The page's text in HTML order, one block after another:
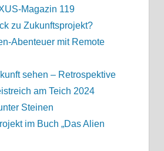
Magazin 119
zu Zukunftsprojekt?
Abenteuer mit Remote
sehen – Retrospektive
am Teich 2024
Steinen
im Buch „Das Alien